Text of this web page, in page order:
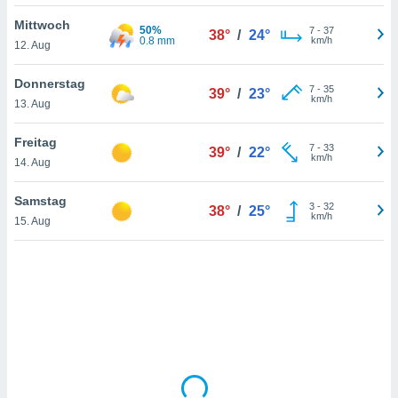
der
weiterhin
Mittwoch
12. Aug
50%
0.8 mm
38° / 24° 7- 37
km/h
Donnerstag
13. Aug
39° / 23° 7- 35
km/h
Freitag
14. Aug
39° / 22° 7- 33
km/h
Samstag
15. Aug
38° / 25° 3- 32
km/h